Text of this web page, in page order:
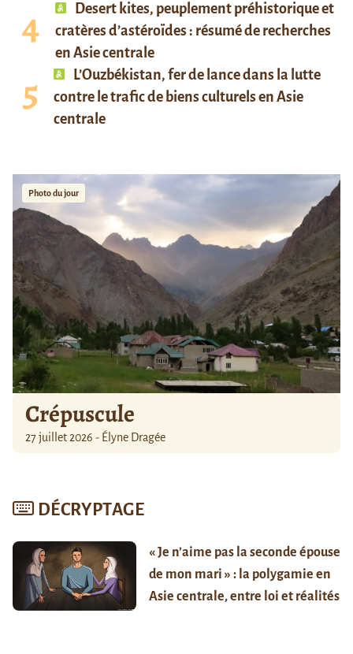
Desert kites, peuplement préhistorique et
cratères d’astéroïdes : résumé de recherches
en Asie centrale
L’Ouzbékistan, fer de lance dans la lutte
contre le trafic de biens culturels en Asie
centrale
Photo du jour
Crépuscule
27 juillet 2026 - Élyne Dragée
DÉCRYPTAGE
« Je n’aime pas la seconde épouse
de mon mari » : la polygamie en
Asie centrale, entre loi et réalités